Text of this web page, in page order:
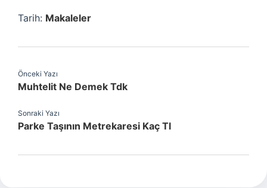
Tarih: Makaleler
Önceki Yazı
Muhtelit Ne Demek Tdk
Sonraki Yazı
Parke Taşının Metrekaresi Kaç Tl